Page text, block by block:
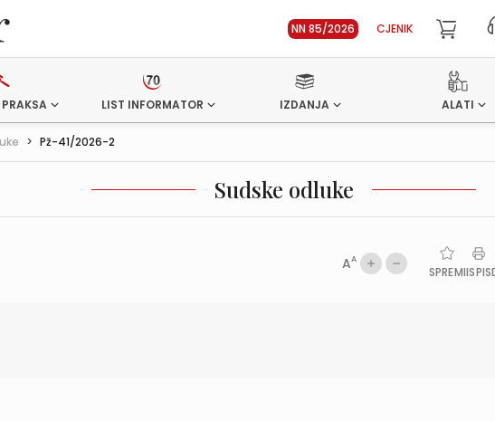
NN 85/2026 CJENIK
LIST INFORMATOR IZDANJA ALATI
> Pž-41/2026-2
Sudske odluke
AA
SPREMIISPIS